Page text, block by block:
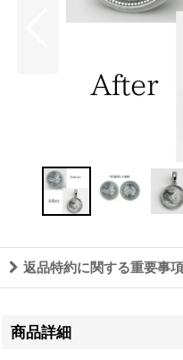
返品特約に関する重要事項
商品詳細